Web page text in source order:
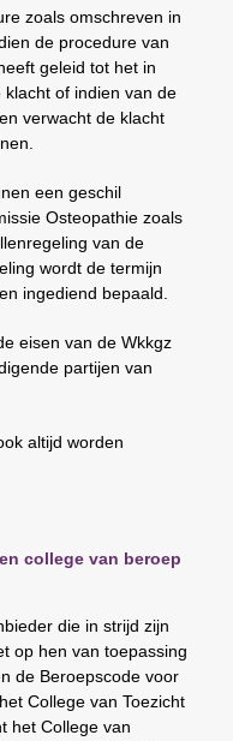
zoals omschreven in
de procedure van
geleid tot het in
of indien van de
verwacht de klacht
een geschil
Osteopathie zoals
van de
wordt de termijn
ingediend bepaald.
eisen van de Wkkgz
partijen van
altijd worden
college van beroep
die in strijd zijn
op hen van toepassing
de Beroepscode voor
College van Toezicht
het College van